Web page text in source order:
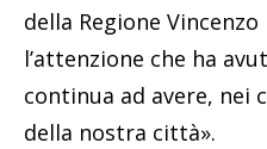
della Regione
l’attenzione che ha
continua ad avere, nei
della nostra città».